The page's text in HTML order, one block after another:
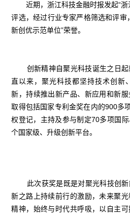
近期，浙江科技金融时报发起“浙
评选，经过行业专家严格筛选和评审
新创优示范单位”荣誉。
创新精神自聚光科技诞生之日起
直以来，聚光科技都坚持技术创新
新，持续推出新产品、新应用和新
取得包括国家专利金奖在内的900多
权登记，主持及参与制定70多项国
个国家级、升级创新平台。
此次获奖是既是对聚光科技创新
新之路上持续前行的激励，未来聚
精神，始终与时代共呼吸，以自主